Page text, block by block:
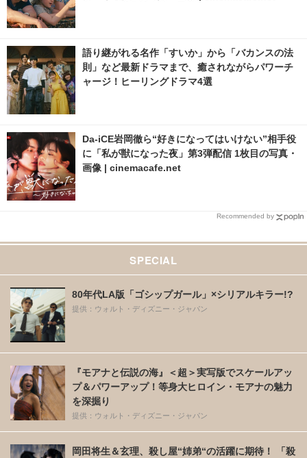
語り継がれる名作「すいか」から「バカンスの法
則」など最新ドラマまで、癒されながらパワーチ
ャージ！ヒーリングドラマ4選
Da-iCE岩岡徹ら“好きになってはいけない”相手役
に「私が獣になった夜」第3弾配信 1枚目の写真・
画像 | cinemacafe.net
Recommended by
SPECIAL
80年代LA版「ゴシップガール」×シリアルキラー!?
提供：ウォルト・ディズニー・ジャパン
『モアナと伝説の海』＜超＞実写版でスケールアッ
プ＆パワーアップ！等身大ヒロイン・モアナの魅力
を深掘り
提供：ウォルト・ディズニー・ジャパン
岡田将生＆玄理、殺し屋“姉弟“の活躍に期待！ 「殺